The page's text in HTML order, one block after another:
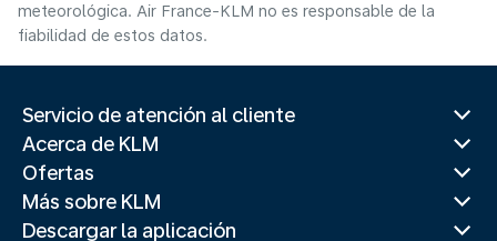
meteorológica. Air France-KLM no es responsable de la
fiabilidad de estos datos.
Servicio de atención al cliente
Acerca de KLM
Ofertas
Más sobre KLM
Descargar la aplicación